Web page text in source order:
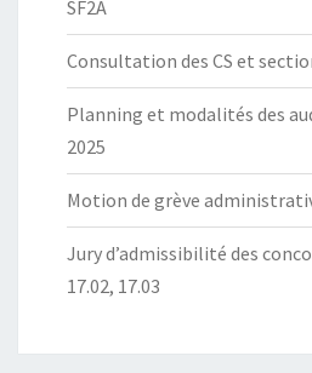
SF2A
Consultation des CS et
Planning et modalités des
2025
Motion de grève
Jury d’admissibilité des
17.02, 17.03